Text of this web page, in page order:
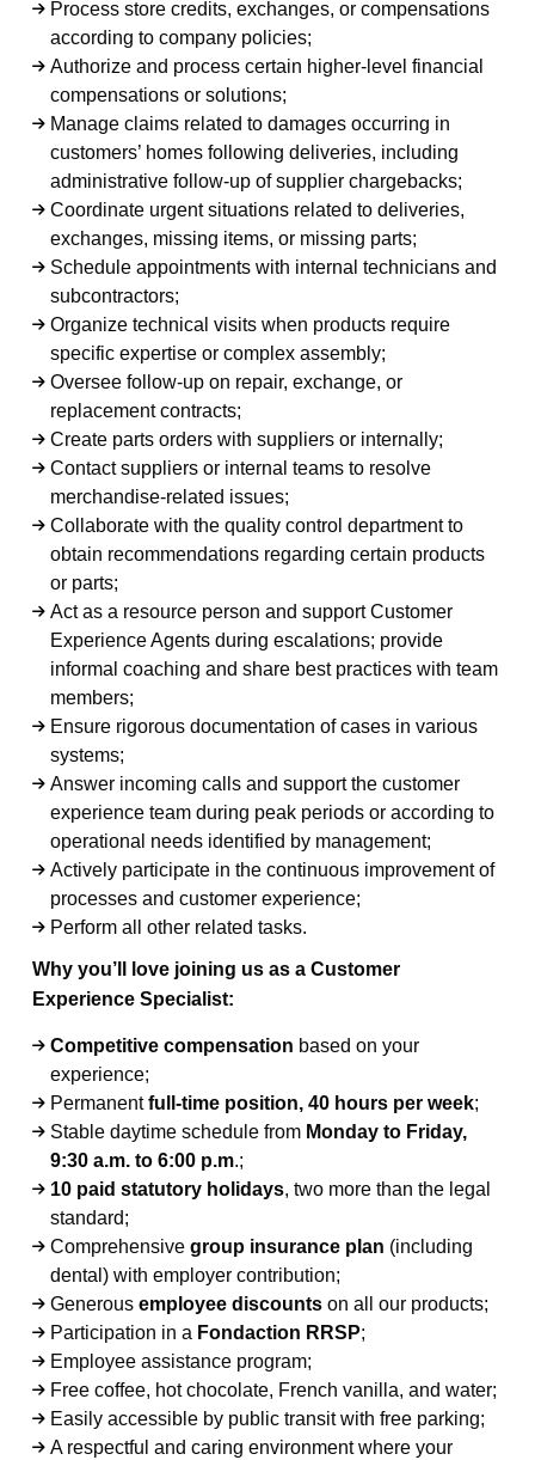
Process store credits, exchanges, or compensations
according to company policies;
Authorize and process certain higher-level financial
compensations or solutions;
Manage claims related to damages occurring in
customers’ homes following deliveries, including
administrative follow-up of supplier chargebacks;
Coordinate urgent situations related to deliveries,
exchanges, missing items, or missing parts;
Schedule appointments with internal technicians and
subcontractors;
Organize technical visits when products require
specific expertise or complex assembly;
Oversee follow-up on repair, exchange, or
replacement contracts;
Create parts orders with suppliers or internally;
Contact suppliers or internal teams to resolve
merchandise-related issues;
Collaborate with the quality control department to
obtain recommendations regarding certain products
or parts;
Act as a resource person and support Customer
Experience Agents during escalations; provide
informal coaching and share best practices with team
members;
Ensure rigorous documentation of cases in various
systems;
Answer incoming calls and support the customer
experience team during peak periods or according to
operational needs identified by management;
Actively participate in the continuous improvement of
processes and customer experience;
Perform all other related tasks.
Why you’ll love joining us as a Customer
Experience Specialist:
Competitive compensation based on your
experience;
Permanentfull-time position, 40 hours per week;
Stable daytime schedule from Monday to Friday,
9:30 a.m. to 6:00 p.m.;
10 paid statutory holidays, two more than the legal
standard;
Comprehensivegroup insurance plan (including
dental) with employer contribution;
Generousemployee discounts on all our products;
Participation in a Fondaction RRSP;
Employee assistance program;
Free coffee, hot chocolate, French vanilla, and water;
Easily accessible by public transit with free parking;
A respectful and caring environment where your